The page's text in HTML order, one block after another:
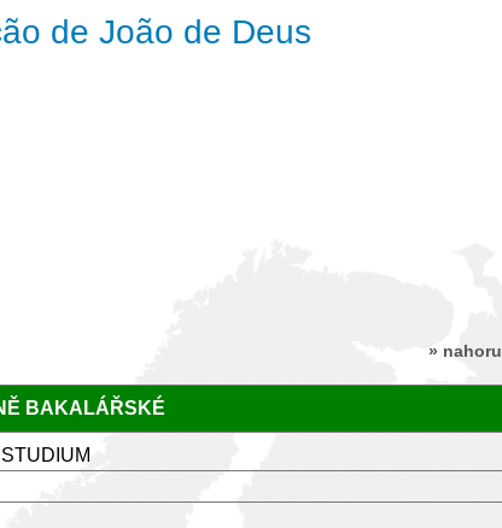
de João de Deus
» nahoru
BAKALÁŘSKÉ
STUDIUM